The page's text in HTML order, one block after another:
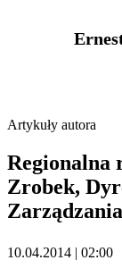
Artykuły autora
Regionalna
Zrobek,
10.04.2014 | 02:00